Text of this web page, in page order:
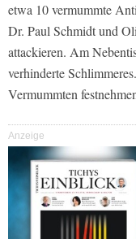
etwa 10 vermummte
Dr. Paul Schmidt und
attackieren. Am
verhinderte
Vermummten
Anzeige